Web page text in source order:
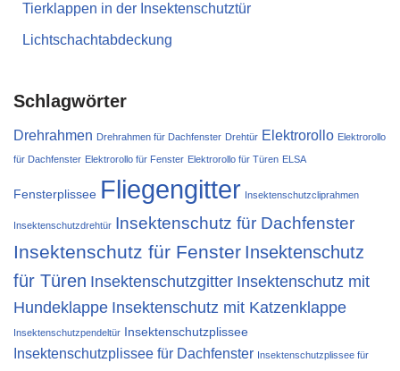
Tierklappen in der Insektenschutztür
Lichtschachtabdeckung
Schlagwörter
Drehrahmen Drehrahmen für Dachfenster Drehtür Elektrorollo Elektrorollo
für Dachfenster Elektrorollo für Fenster Elektrorollo für Türen ELSA
Fensterplissee Fliegengitter Insektenschutzcliprahmen
Insektenschutzdrehtür Insektenschutz für Dachfenster
Insektenschutz für Fenster Insektenschutz
für Türen Insektenschutzgitter Insektenschutz mit
Hundeklappe Insektenschutz mit Katzenklappe
Insektenschutzpendeltür Insektenschutzplissee
Insektenschutzplissee für Dachfenster Insektenschutzplissee für